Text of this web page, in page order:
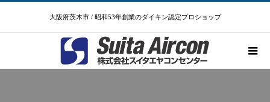
大阪府茨木市 / 昭和53年創業のダイキン認定プロショップ